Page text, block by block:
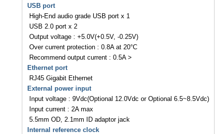
USB port
High-End audio grade USB port x 1
USB 2.0 port x 2
Output voltage : +5.0V(+0.5V, -0.25V)
Over current protection : 0.8A at 20°C
Recommend output current : 0.5A >
Ethernet port
RJ45 Gigabit Ethernet
External power input
Input voltage : 9Vdc(Optional 12.0Vdc or Optional 6.5~8.5Vdc)
Input current : 2A max
5.5mm OD, 2.1mm ID adaptor jack
Internal reference clock